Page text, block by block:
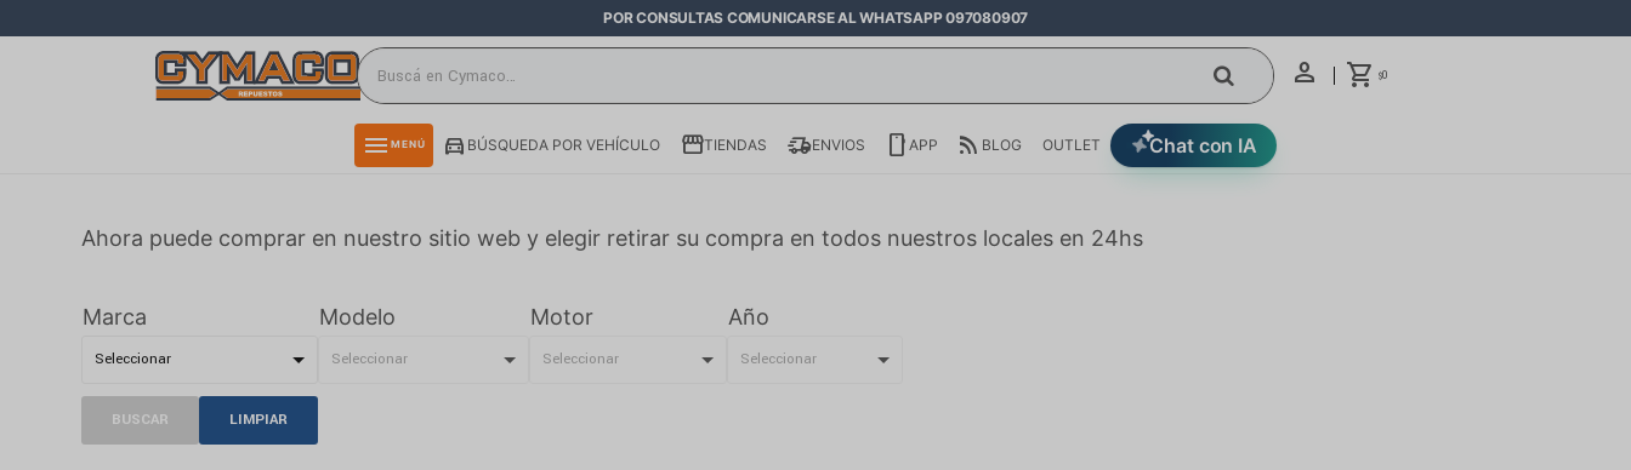
POR CONSULTAS COMUNICARSE AL WHATSAPP 097080907
$0
menu MENÚ Chat con IA
BÚSQUEDA POR VEHÍCULO TIENDAS ENVIOS APP BLOG OUTLET
Ahora puede comprar en nuestro sitio web y elegir retirar su compra en todos nuestros locales en 24hs
Marca Modelo Motor Año
BUSCAR LIMPIAR
close
directions_car
smartphone